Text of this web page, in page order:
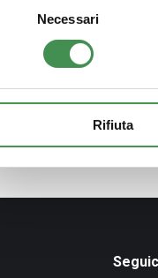
Necessari
Rifiuta
€ 20,00
20,00 puoi optare per
o aerosol
presso il
di accesso alle